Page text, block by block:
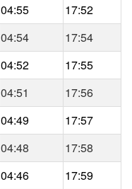
04:55
17:52
04:54
17:54
04:52
17:55
04:51
17:56
04:49
17:57
04:48
17:58
04:46
17:59